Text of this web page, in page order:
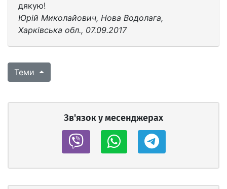
дякую!
Юрій Миколайович, Нова Водолага,
Харківська обл., 07.09.2017
Теми
Зв'язок у месенджерах